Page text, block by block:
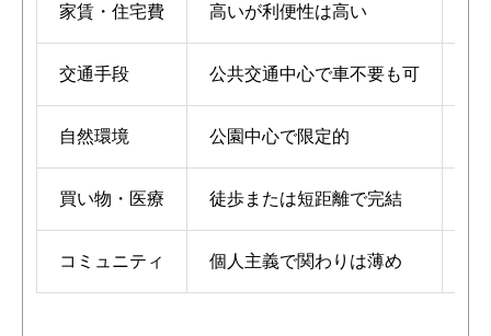
家賃・住宅費 高いが利便性は高い
交通手段 公共交通中心で車不要も可
自然環境 公園中心で限定的
買い物・医療 徒歩または短距離で完結
コミュニティ 個人主義で関わりは薄め